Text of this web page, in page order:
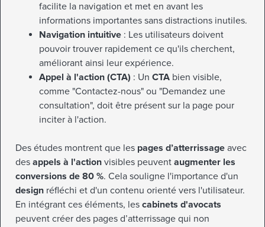
facilite la navigation et met en avant les
informations importantes sans distractions inutiles.
Navigation intuitive : Les utilisateurs doivent
pouvoir trouver rapidement ce qu'ils cherchent,
améliorant ainsi leur expérience.
Appel à l'action (CTA) : Un CTA bien visible,
comme "Contactez-nous" ou "Demandez une
consultation", doit être présent sur la page pour
inciter à l'action.
Des études montrent que les pages d’atterrissage avec
des appels à l'action visibles peuvent augmenter les
conversions de 80 %. Cela souligne l'importance d'un
design réfléchi et d'un contenu orienté vers l'utilisateur.
En intégrant ces éléments, les cabinets d'avocats
peuvent créer des pages d’atterrissage qui non